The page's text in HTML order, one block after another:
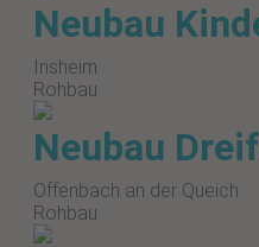
Neubau
Insheim
Rohbau
Neubau
Offenbach an der Queich
Rohbau